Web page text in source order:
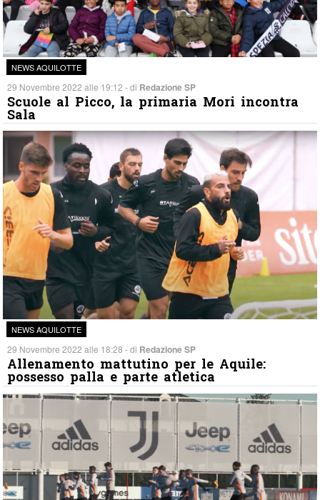
NEWS AQUILOTTE
29 Novembre 2022 alle 19:12 - di Redazione SP
Scuole al Picco, la primaria Mori incontra
Sala
NEWS AQUILOTTE
29 Novembre 2022 alle 18:28 - di Redazione SP
Allenamento mattutino per le Aquile:
possesso palla e parte atletica